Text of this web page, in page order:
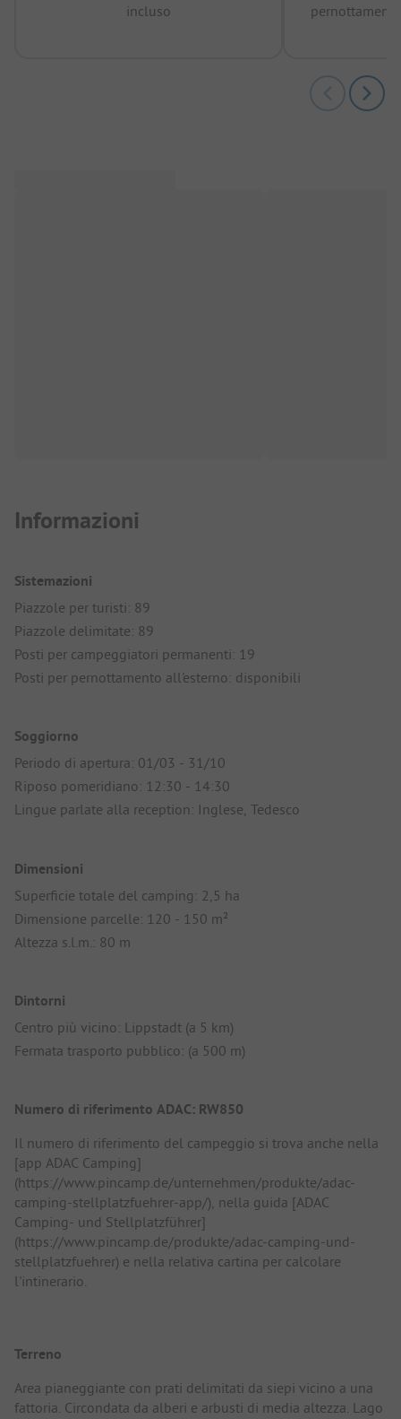
incluso
Informazioni
Sistemazioni
Piazzole per turisti: 89
Piazzole delimitate: 89
Posti per campeggiatori permanenti: 19
Posti per pernottamento all'esterno: disponibili
Soggiorno
Periodo di apertura: 01/03 - 31/10
Riposo pomeridiano: 12:30 - 14:30
Lingue parlate alla reception: Inglese, Tedesco
Dimensioni
Superficie totale del camping: 2,5 ha
Dimensione parcelle: 120 - 150 m²
Altezza s.l.m.: 80 m
Dintorni
Centro più vicino: Lippstadt (a 5 km)
Fermata trasporto pubblico: (a 500 m)
Numero di riferimento ADAC: RW850
Il numero di riferimento del campeggio si trova anche nella
[app ADAC Camping]
(https://www.pincamp.de/unternehmen/produkte/adac-
camping-stellplatzfuehrer-app/), nella guida [ADAC
Camping- und Stellplatzführer]
(https://www.pincamp.de/produkte/adac-camping-und-
stellplatzfuehrer) e nella relativa cartina per calcolare
l'intinerario.
Terreno
Area pianeggiante con prati delimitati da siepi vicino a una
fattoria. Circondata da alberi e arbusti di media altezza. Lago